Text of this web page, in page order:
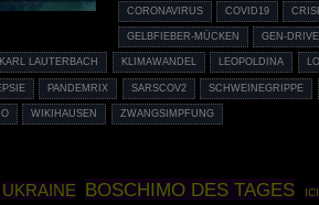
CORONAVIRUS COVID19
GELBFIEBER-MÜCKEN GEN-DRIVE
KARL LAUTERBACH KLIMAWANDEL LEOPOLDINA
PANDEMRIX SARSCOV2 SCHWEINEGRIPPE
WIKIHAUSEN ZWANGSIMPFUNG
UKRAINE BOSCHIMO DES TAGES